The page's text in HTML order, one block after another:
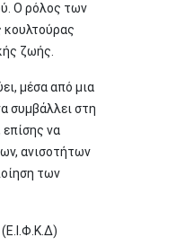
Ο ρόλος των
κουλτούρας
ζωής.
μέσα από μια
συμβάλλει στη
να
ανισοτήτων
των